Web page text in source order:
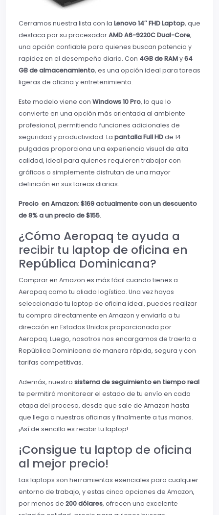
Cerramos nuestra lista con la Lenovo 14″ FHD Laptop, que
destaca por su procesadorAMD A6-9220C Dual-Core,
una opción confiable para quienes buscan potencia y
rapidez en el desempeño diario. Con 4GB de RAMy64
GB de almacenamiento, es una opción ideal para tareas
ligeras de oficina y entretenimiento.
Este modelo viene con Windows 10 Pro, lo que lo
convierte en una opción más orientada al ambiente
profesional, permitiendo funciones adicionales de
seguridad y productividad. La pantalla Full HDde 14
pulgadas proporciona una experiencia visual de alta
calidad, ideal para quienes requieren trabajar con
gráficos o simplemente disfrutan de una mayor
definición en sus tareas diarias.
Precio en Amazon: $169 actualmente con un descuento
de 8% a un precio de $155.
¿Cómo Aeropaq te ayuda a
recibir tu laptop de oficina en
República Dominicana?
Comprar en Amazon es más fácil cuando tienes a
Aeropaq como tu aliado logístico. Una vez hayas
seleccionado tu laptop de oficina ideal, puedes realizar
tu compra directamente en Amazon y enviarla a tu
dirección en Estados Unidos proporcionada por
Aeropaq. Luego, nosotros nos encargamos de traerla a
República Dominicana de manera rápida, segura y con
tarifas competitivas.
Además, nuestro sistema de seguimiento en tiempo real
te permitirá monitorear el estado de tu envío en cada
etapa del proceso, desde que sale de Amazon hasta
que llega a nuestras oficinas y finalmente a tus manos.
¡Así de sencillo es recibir tu laptop!
¡Consigue tu laptop de oficina
al mejor precio!
Las laptops son herramientas esenciales para cualquier
entorno de trabajo, y estas cinco opciones de Amazon,
por menos de 200 dólares, ofrecen una excelente